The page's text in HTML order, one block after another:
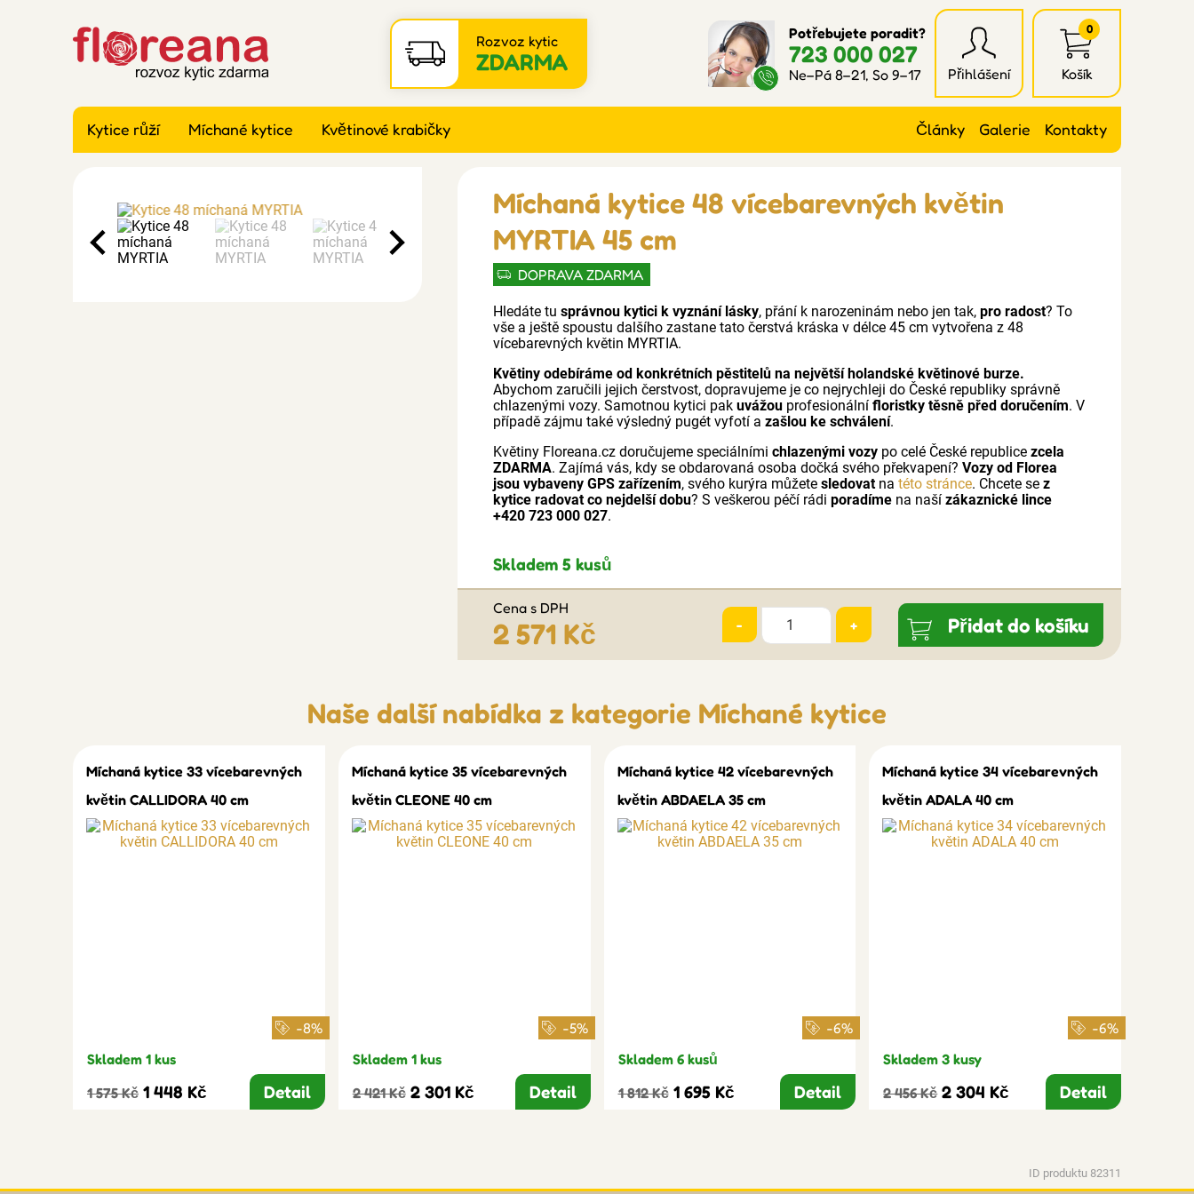
Rozvoz kytic
ZDARMA
Potřebujete poradit?
723 000 027
Ne–Pá 8–21, So 9–17 Přihlášení
0
Košík
Kytice růží Míchané kytice Květinové krabičky Články Galerie Kontakty
Míchaná kytice 48 vícebarevných květin
MYRTIA 45 cm
DOPRAVA ZDARMA
Hledáte tusprávnou kytici k vyznání lásky, přání k narozeninám nebo jen tak,pro radost? To
vše a ještě spoustu dalšího zastane tato čerstvá kráska v délce 45 cm vytvořena z 48
vícebarevných květin MYRTIA.
Květiny odebíráme od konkrétních pěstitelů na největší holandské květinové burze.
Abychom zaručili jejich čerstvost, dopravujeme je co nejrychleji do České republiky správně
chlazenými vozy. Samotnou kytici pakuvážou profesionálnífloristky těsně před doručením. V
případě zájmu také výsledný pugét vyfotí azašlou ke schválení.
Květiny Floreana.cz doručujeme speciálnímichlazenými vozy po celé České republicezcela
ZDARMA. Zajímá vás, kdy se obdarovaná osoba dočká svého překvapení?Vozy od Florea
jsou vybaveny GPS zařízením, svého kurýra můžetesledovatnatéto stránce. Chcete sez
kytice radovat co nejdelší dobu? S veškerou péčí rádiporadíme na našízákaznické lince
+420 723 000 027.
Skladem 5 kusů
Cena s DPH
2 571 Kč - + Přidat do košíku
Naše další nabídka z kategorie Míchané kytice
Míchaná kytice 33 vícebarevných
květin CALLIDORA 40 cm
-8%
Skladem 1 kus
1 575 Kč 1 448 Kč Detail
Míchaná kytice 35 vícebarevných
květin CLEONE 40 cm
-5%
Skladem 1 kus
2 421 Kč 2 301 Kč Detail
Míchaná kytice 42 vícebarevných
květin ABDAELA 35 cm
-6%
Skladem 6 kusů
1 812 Kč 1 695 Kč Detail
Míchaná kytice 34 vícebarevných
květin ADALA 40 cm
-6%
Skladem 3 kusy
2 456 Kč 2 304 Kč Detail
ID produktu 82311